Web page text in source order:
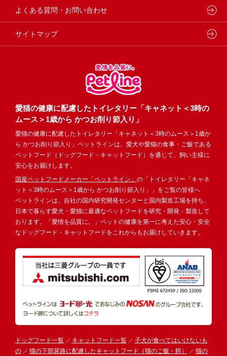
愛猫の健康に配慮したトイレタリー「キャネット＜3時の
ムース＞1歳から かつお削り節入り」
愛猫の健康に配慮したトイレタリー「キャネット＜3時のムース＞1歳か
ら かつお削り節入り」ペットラインは、愛犬や愛猫の食事・ご飯である
ペットフード（ドッグフード・キャットフード）を通じて、飼い主様に
安心をお届けします。
国産ペットフードメーカー「ペットライン」 の「トイレタリー「キャネ
ット＜3時のムース＞1歳から かつお削り節入り」」をご覧の皆様へ
ペットラインは、自社の国内研究開発センターと国内製造工場を持ち、
日本で暮らす愛犬・愛猫に最適なペットフードを研究・開発・製造して
おります。「愛情を品質に。」ペットの健康を第一に考えた安心・安全
なドッグフード・キャットフードをこれからもお届けしていきます。
ドッグフード一覧 キャットフード一覧
子犬が食べてはいけないも
の
猫の下部尿路に配慮したキャットフード（猫のご飯・餌） 猫の
企業理念・ビジョン
よくある質問・お問い合わせ
サイトマップ